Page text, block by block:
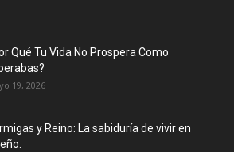
Qué Tu Vida No Prospera Como
19, 2026
y Reino: La sabiduría de vivir en